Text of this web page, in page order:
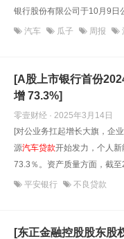
银行股份有限公司于10月9日
汽车 瓜子 周报
[A股上市银行首份
增 73.3%]
零壹财经 · 2025年3月14日
[对公业务扛起增长大旗，企
源汽车贷款开始发力，个人新
73.3％。资产质量方面，截
平安银行 不良贷款
[东正金融控股股东股